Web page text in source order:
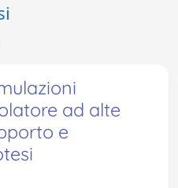
ad alte
e